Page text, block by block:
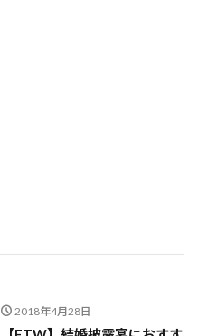
2018年4月28日